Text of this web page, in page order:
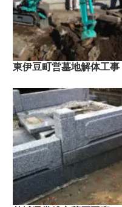
東伊豆町営墓地解体工事